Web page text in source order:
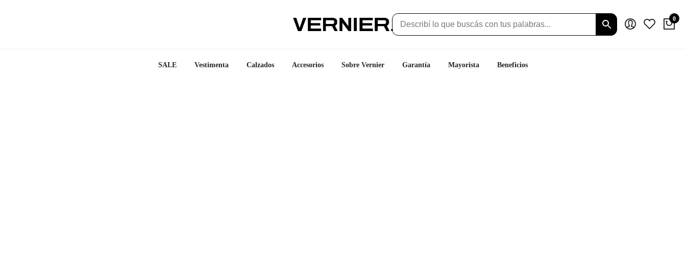
0
SALE Vestimenta Calzados Accesorios Sobre Vernier Garantía Mayorista Beneficios